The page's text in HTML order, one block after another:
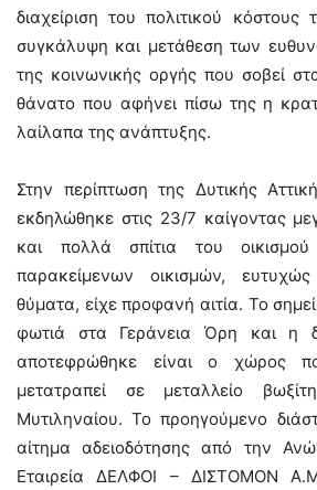
διαχείριση του πολιτικού
συγκάλυψη και μετάθεση των
της κοινωνικής οργής που σοβεί
θάνατο που αφήνει πίσω της η
λαίλαπα της ανάπτυξης.
Στην περίπτωση της Δυτικής
εκδηλώθηκε στις 23/7 καίγοντας
και πολλά σπίτια του
παρακείμενων οικισμών,
θύματα, είχε προφανή αιτία. Το
φωτιά στα Γεράνεια Όρη και η
αποτεφρώθηκε είναι ο χώρος
μετατραπεί σε μεταλλείο
Μυτιληναίου. Το προηγούμενο
αίτημα αδειοδότησης από την
Εταιρεία ΔΕΛΦΟΙ – ΔΙΣΤΟΜΟΝ